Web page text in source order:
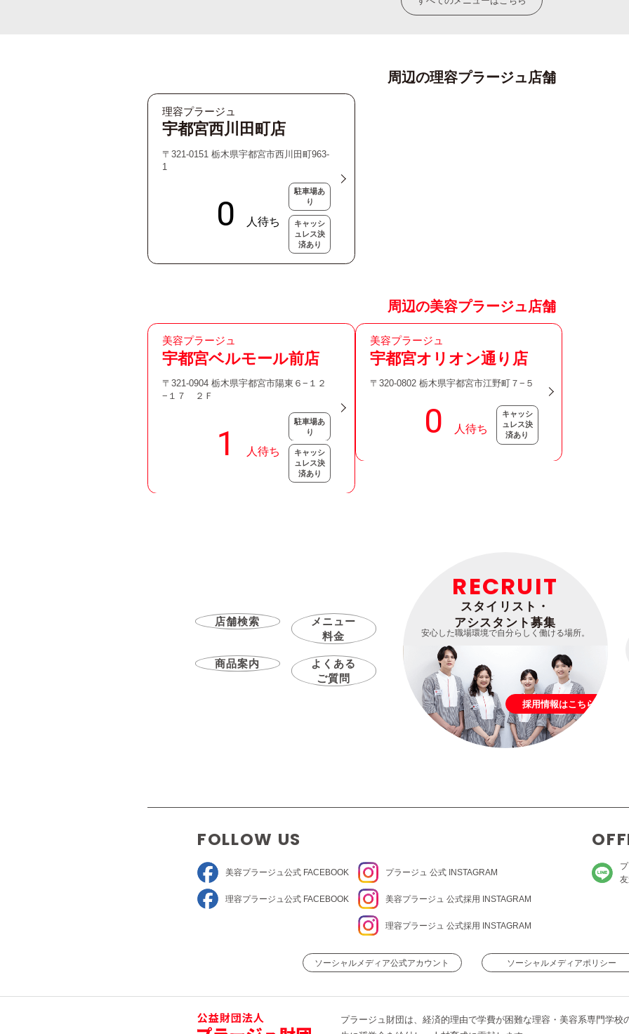
周辺の理容プラージュ店舗
理容プラージュ
宇都宮西川田町店
〒321-0151 栃木県宇都宮市西川田町963-
1
駐車場あ
り
キャッシ
ュレス決
済あり
周辺の美容プラージュ店舗
美容プラージュ
宇都宮ベルモール前店
〒321-0904 栃木県宇都宮市陽東６−１２
−１７ ２Ｆ
駐車場あ
り
キャッシ
ュレス決
済あり
美容プラージュ
宇都宮オリオン通り店
〒320-0802 栃木県宇都宮市江野町７−５
キャッシ
ュレス決
済あり
店舗検索
メニュー
料金
商品案内
よくある
ご質問
RECRUIT
スタイリスト・
アシスタント募集
安心した職場環境で自分らしく働ける場所。
採用情報はこちら
FOLLOW US
美容プラージュ 公式 FACEBOOK
理容プラージュ 公式 FACEBOOK
プラージュ公式 INSTAGRAM
美容プラージュ 公式採用 INSTAGRAM
理容プラージュ 公式採用 INSTAGRAM
ソーシャルメディア公式アカウント ソーシャルメディアポリシー
プラージュ財団は、経済的理由で学費が困難な理容・美容系専門学校